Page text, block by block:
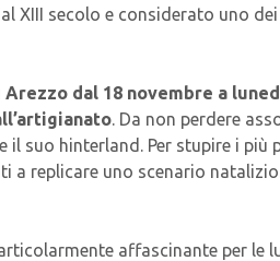
XIII secolo e considerato uno
Arezzo dal 18 novembre a
. Da non perdere
il suo hinterland. Per stupire i più
a replicare uno scenario
affascinante per le